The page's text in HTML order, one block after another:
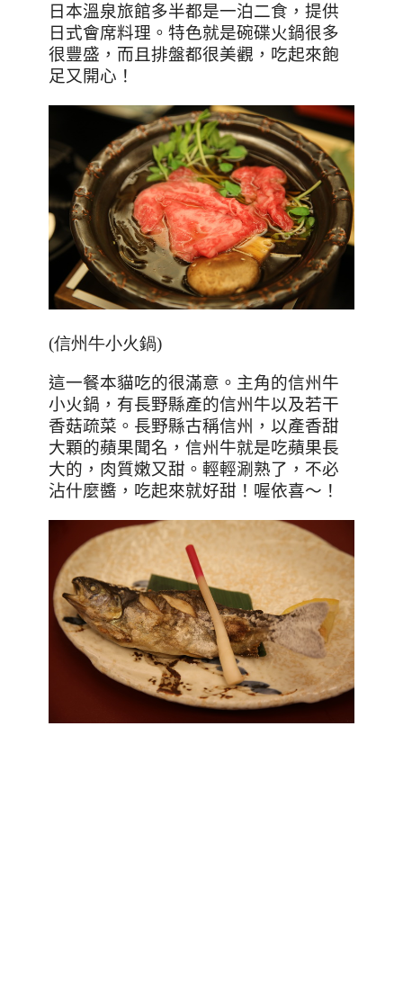
日本溫泉旅館多半都是一泊二食，提供
日式會席料理。特色就是碗碟火鍋很多
很豐盛，而且排盤都很美觀，吃起來飽
足又開心！
(信州牛小火鍋)
這一餐本貓吃的很滿意。主角的信州牛
小火鍋，有長野縣產的信州牛以及若干
香菇疏菜。長野縣古稱信州，以產香甜
大顆的蘋果聞名，信州牛就是吃蘋果長
大的，肉質嫩又甜。輕輕涮熟了，不必
沾什麼醬，吃起來就好甜！喔依喜～！